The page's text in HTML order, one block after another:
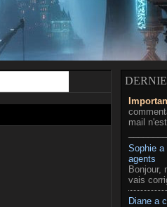
mail
Sophie a
agents
Bonjour,
vais
Diane a